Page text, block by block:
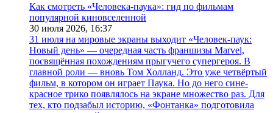
Как смотреть «Человека-паука»: гид по фильмам
популярной киновселенной
30 июля 2026, 16:37
31 июля на мировые экраны выходит «Человек-паук:
Новый день» — очередная часть франшизы Marvel,
посвящённая похождениям прыгучего супергероя. В
главной роли — вновь Том Холланд. Это уже четвёртый
фильм, в котором он играет Паука. Но до него сине-
красное трико появлялось на экране множество раз. Для
тех, кто подзабыл историю, «Фонтанка» подготовила